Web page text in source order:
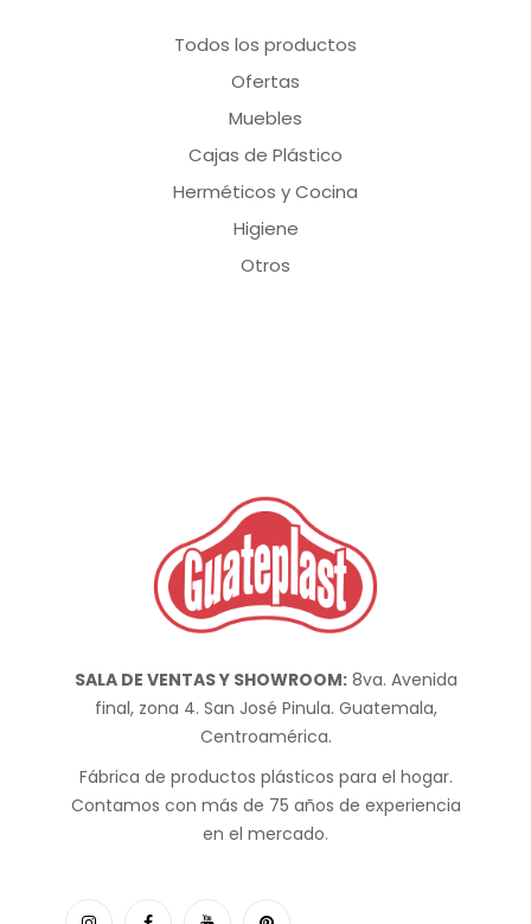
Todos los productos
Ofertas
Muebles
Cajas de Plástico
Herméticos y Cocina
Higiene
Otros
SALA DE VENTAS Y SHOWROOM:8va. Avenida
final, zona 4. San José Pinula. Guatemala,
Centroamérica.
Fábrica de productos plásticos para el hogar.
Contamos con más de 75 años de experiencia
en el mercado.